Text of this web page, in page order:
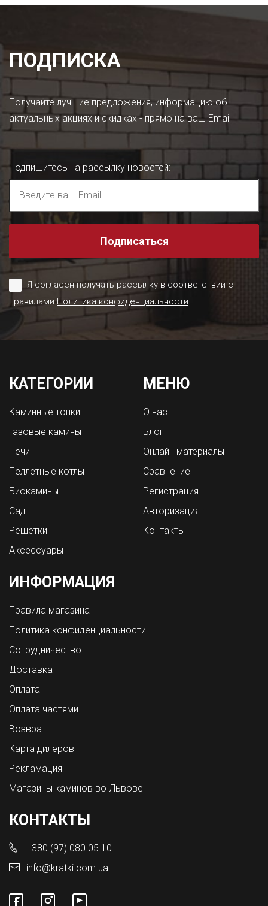
ПОДПИСКА
Получайте лучшие предложения, информацию об
актуальных акциях и скидках - прямо на ваш Email
Подпишитесь на рассылку новостей:
Подписаться
Я согласен получать рассылку в соответствии с
правиламиПолитика конфиденциальности
КАТЕГОРИИ
Каминные топки
Газовые камины
Печи
Пеллетные котлы
Биокамины
Сад
Решетки
Аксессуары
МЕНЮ
О нас
Блог
Онлайн материалы
Сравнение
Регистрация
Авторизация
Контакты
ИНФОРМАЦИЯ
Правила магазина
Политика конфиденциальности
Сотрудничество
Доставка
Оплата
Оплата частями
Возврат
Карта дилеров
Рекламация
Магазины каминов во Львове
КОНТАКТЫ
+380 (97) 080 05 10
info@kratki.com.ua